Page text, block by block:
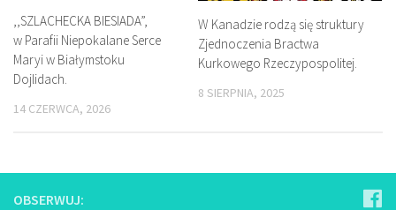
,,SZLACHECKA BIESIADA”,
w Parafii Niepokalane Serce
Maryi w Białymstoku
Dojlidach.
14 CZERWCA, 2026
W Kanadzie rodzą się struktury
Zjednoczenia Bractwa
Kurkowego Rzeczypospolitej.
8 SIERPNIA, 2025
OBSERWUJ: